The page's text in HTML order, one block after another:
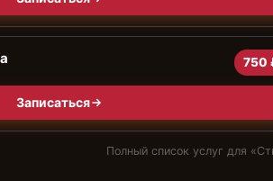
750
Записаться
Полный список услуг для «